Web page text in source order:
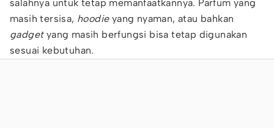
salahnya untuk tetap memanfaatkannya. Parfum yang
masih tersisa, hoodieyang nyaman, atau bahkan
gadgetyang masih berfungsi bisa tetap digunakan
sesuai kebutuhan.